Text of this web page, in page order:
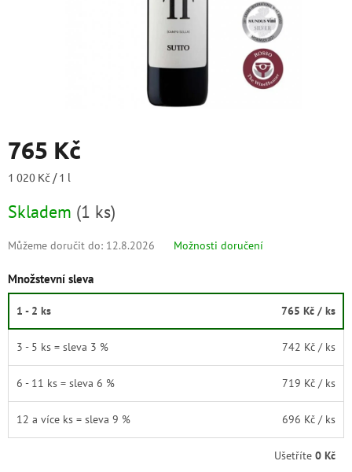
765 Kč
Měrná
1 020 Kč / 1 l
Skladem (1 ks)
Můžeme doručit do: 12.8.2026 Možnosti doručení
Množstevní sleva
1 - 2 ks 765 Kč / ks
3 - 5 ks = sleva 3 % 742 Kč / ks
6 - 11 ks = sleva 6 % 719 Kč / ks
12 a více ks = sleva 9 % 696 Kč / ks
Ušetříte 0 Kč